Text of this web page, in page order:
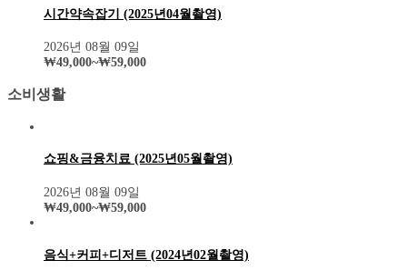
시간약속잡기 (2025년04월촬영)
2026년 08월 09일
₩49,000~₩59,000
소비생활
쇼핑&금융치료 (2025년05월촬영)
2026년 08월 09일
₩49,000~₩59,000
음식+커피+디저트 (2024년02월촬영)